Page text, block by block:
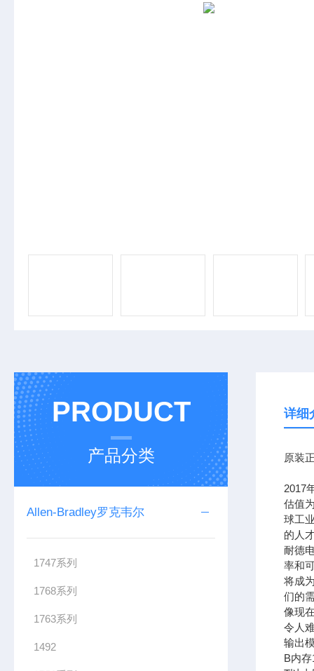
PRODUCT
产品分类
Allen-Bradley罗克韦尔
1747系列
1768系列
1763系列
1492
详细
原装
2017
估值
球工
的人
耐德
率和
将成
们的
像现
令人
输出
B内